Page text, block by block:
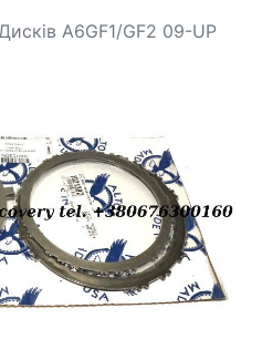
A6GF1/GF2 09-UP